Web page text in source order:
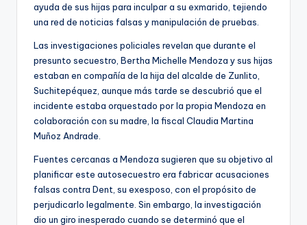
ayuda de sus hijas para inculpar a su exmarido, tejiendo
una red de noticias falsas y manipulación de pruebas.
Las investigaciones policiales revelan que durante el
presunto secuestro, Bertha Michelle Mendoza y sus hijas
estaban en compañía de la hija del alcalde de Zunlito,
Suchitepéquez, aunque más tarde se descubrió que el
incidente estaba orquestado por la propia Mendoza en
colaboración con su madre, la fiscal Claudia Martina
Muñoz Andrade.
Fuentes cercanas a Mendoza sugieren que su objetivo al
planificar este autosecuestro era fabricar acusaciones
falsas contra Dent, su exesposo, con el propósito de
perjudicarlo legalmente. Sin embargo, la investigación
dio un giro inesperado cuando se determinó que el